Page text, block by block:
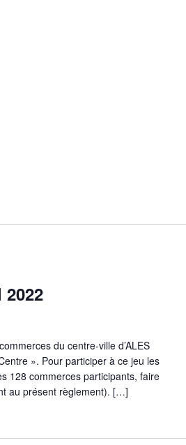
du centre-ville d’ALES
». Pour participer à ce jeu les
128 commerces participants, faire
au présent règlement). […]